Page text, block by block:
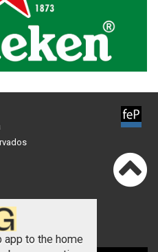
app to the home